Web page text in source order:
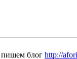
пишем блог http://